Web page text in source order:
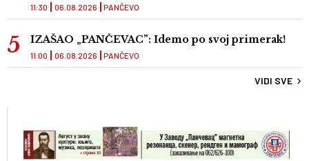
PANČEVO
11:30 06.08.2026
IZAŠAO „PANČEVAC”: Idemo po svoj primerak!
PANČEVO
11:00 06.08.2026
VIDI SVE